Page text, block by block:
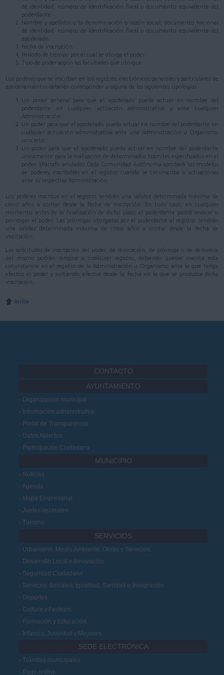
de identidad, número de identificación fiscal o documento equivalente del
poderdante.
Nombre y apellidos o la denominación o razón social, documento nacional
de identidad, número de identificación fiscal o documento equivalente del
apoderado.
Fecha de inscripción.
Período de tiempo por el cual se otorga el poder.
Tipo de poder según las facultades que otorgue.
Los poderes que se inscriban en los registros electrónicos generales y particulares de
apoderamientos deberán corresponder a alguna de las siguientes tipologías:
Un poder general para que el apoderado pueda actuar en nombre del
poderdante en cualquier actuación administrativa y ante cualquier
Administración.
Un poder para que el apoderado pueda actuar en nombre del poderdante en
cualquier actuación administrativa ante una Administración u Organismo
concreto.
Un poder para que el apoderado pueda actuar en nombre del poderdante
únicamente para la realización de determinados trámites especificados en el
poder. (Párrafo anulado) Cada Comunidad Autónoma aprobará los modelos
de poderes inscribibles en el registro cuando se circunscriba a actuaciones
ante su respectiva Administración
Los poderes inscritos en el registro tendrán una validez determinada máxima de
cinco años a contar desde la fecha de inscripción. En todo caso, en cualquier
momento antes de la finalización de dicho plazo el poderdante podrá revocar o
prorrogar el poder. Las prórrogas otorgadas por el poderdante al registro tendrán
una validez determinada máxima de cinco años a contar desde la fecha de
inscripción.
Las solicitudes de inscripción del poder, de revocación, de prórroga o de denuncia
del mismo podrán dirigirse a cualquier registro, debiendo quedar inscrita esta
circunstancia en el registro de la Administración u Organismo ante la que tenga
efectos el poder y surtiendo efectos desde la fecha en la que se produzca dicha
inscripción.
Arriba
CONTACTO
AYUNTAMIENTO
Organización municipal
Información administrativa
Portal de Transparencia
Datos Abiertos
Participación Ciudadana
MUNICIPIO
Noticias
Agenda
Mapa Empresarial
Juntas vecinales
Turismo
SERVICIOS
Urbanismo, Medio Ambiente, Obras y Servicios
Desarrollo Local e Innovación
Seguridad Ciudadana
Servicios Sociales, Igualdad, Sanidad e Inmigración
Deportes
Cultura y Festejos
Formación y Educación
Infancia, Juventud y Mayores
SEDE ELECTRÓNICA
Trámites municipales
Pago online